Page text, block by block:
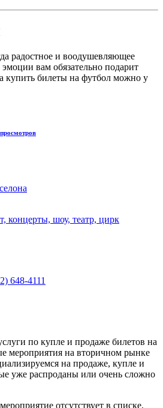
радостное и воодушевляющее
вам обязательно подарит
купить билеты на футбол можно у
концерты, шоу, театр, цирк
648-4111
по купле и продаже билетов на
мероприятия на вторичном рынке
на продаже, купле и
уже распроданы или очень сложно
отсутствует в списке,